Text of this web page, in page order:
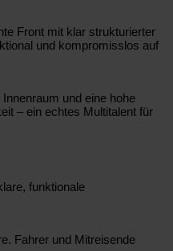
Front mit klar strukturierter
und kompromisslos auf
und eine hohe
– ein echtes Multitalent für
funktionale
Fahrer und Mitreisende